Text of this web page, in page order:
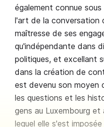
également connue
l'art de la conversation
maîtresse de ses
qu'indépendante dans
politiques, et excellant
dans la création de
est devenu son moyen
les questions et les
gens au Luxembourg
lequel elle s'est